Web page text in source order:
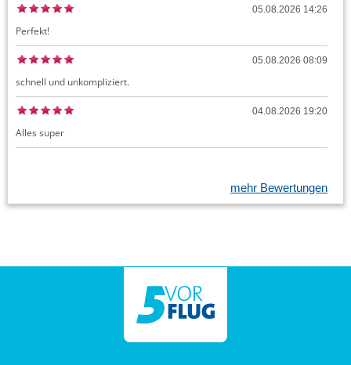
05.08.2026 14:26
Perfekt!
05.08.2026 08:09
schnell und unkompliziert.
04.08.2026 19:20
Alles super
mehr Bewertungen